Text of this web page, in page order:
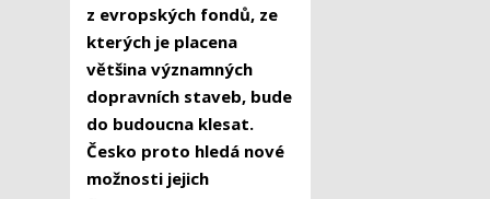
z evropských fondů, ze
kterých je placena
většina významných
dopravních staveb, bude
do budoucna klesat.
Česko proto hledá nové
možnosti jejich